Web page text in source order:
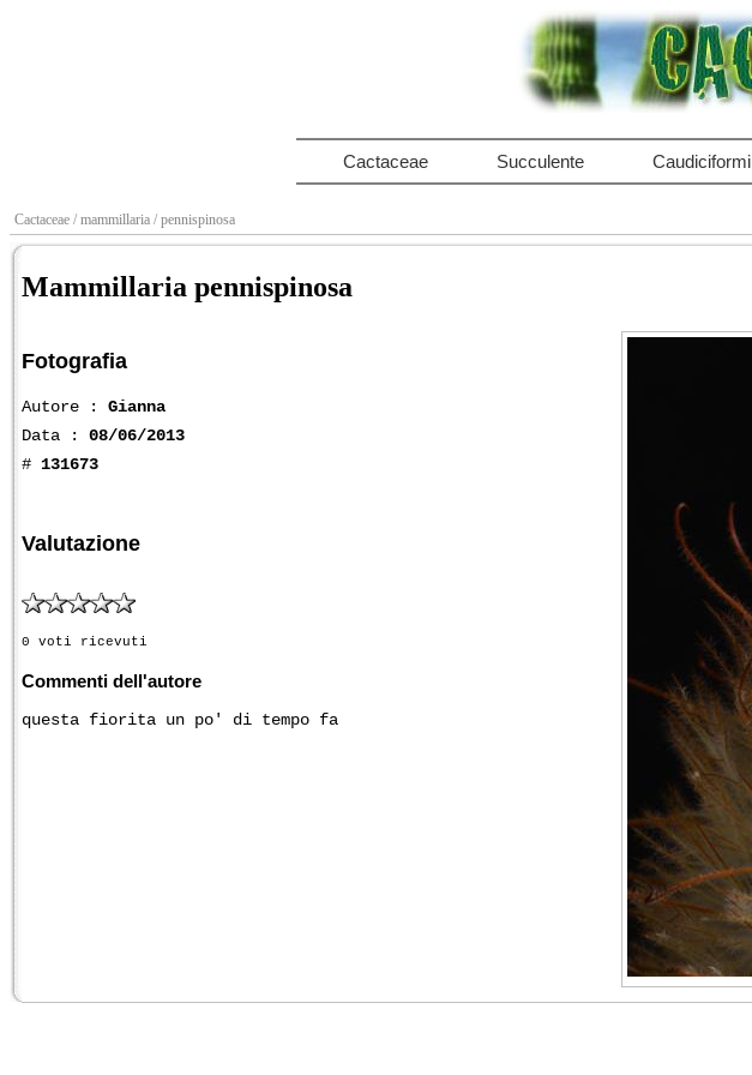
Cactaceae Succulente Caudiciformi
Cactaceae / mammillaria / pennispinosa
Mammillaria pennispinosa
Fotografia
Autore : Gianna
Data : 08/06/2013
# 131673
Valutazione
0 voti ricevuti
Commenti dell'autore
questa fiorita un po' di tempo fa